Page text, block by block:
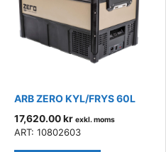
ARB ZERO KYL/FRYS 60L
17,620.00kr exkl. moms
ART: 10802603